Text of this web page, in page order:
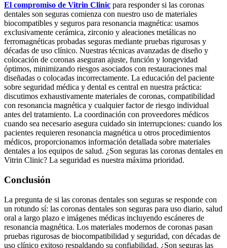
El compromiso de Vitrin Clinic para responder si las coronas
dentales son seguras comienza con nuestro uso de materiales
biocompatibles y seguros para resonancia magnética: usamos
exclusivamente cerámica, zirconio y aleaciones metálicas no
ferromagnéticas probadas seguras mediante pruebas rigurosas y
décadas de uso clínico. Nuestras técnicas avanzadas de diseño y
colocación de coronas aseguran ajuste, función y longevidad
óptimos, minimizando riesgos asociados con restauraciones mal
diseñadas o colocadas incorrectamente. La educación del paciente
sobre seguridad médica y dental es central en nuestra práctica:
discutimos exhaustivamente materiales de coronas, compatibilidad
con resonancia magnética y cualquier factor de riesgo individual
antes del tratamiento. La coordinación con proveedores médicos
cuando sea necesario asegura cuidado sin interrupciones: cuando los
pacientes requieren resonancia magnética u otros procedimientos
médicos, proporcionamos información detallada sobre materiales
dentales a los equipos de salud. ¿Son seguras las coronas dentales en
Vitrin Clinic? La seguridad es nuestra máxima prioridad.
Conclusión
La pregunta de si las coronas dentales son seguras se responde con
un rotundo sí: las coronas dentales son seguras para uso diario, salud
oral a largo plazo e imágenes médicas incluyendo escáneres de
resonancia magnética. Los materiales modernos de coronas pasan
pruebas rigurosas de biocompatibilidad y seguridad, con décadas de
uso clínico exitoso respaldando su confiabilidad. ¿Son seguras las